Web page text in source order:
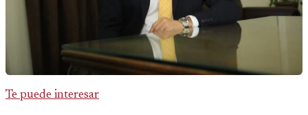
Te puede interesar